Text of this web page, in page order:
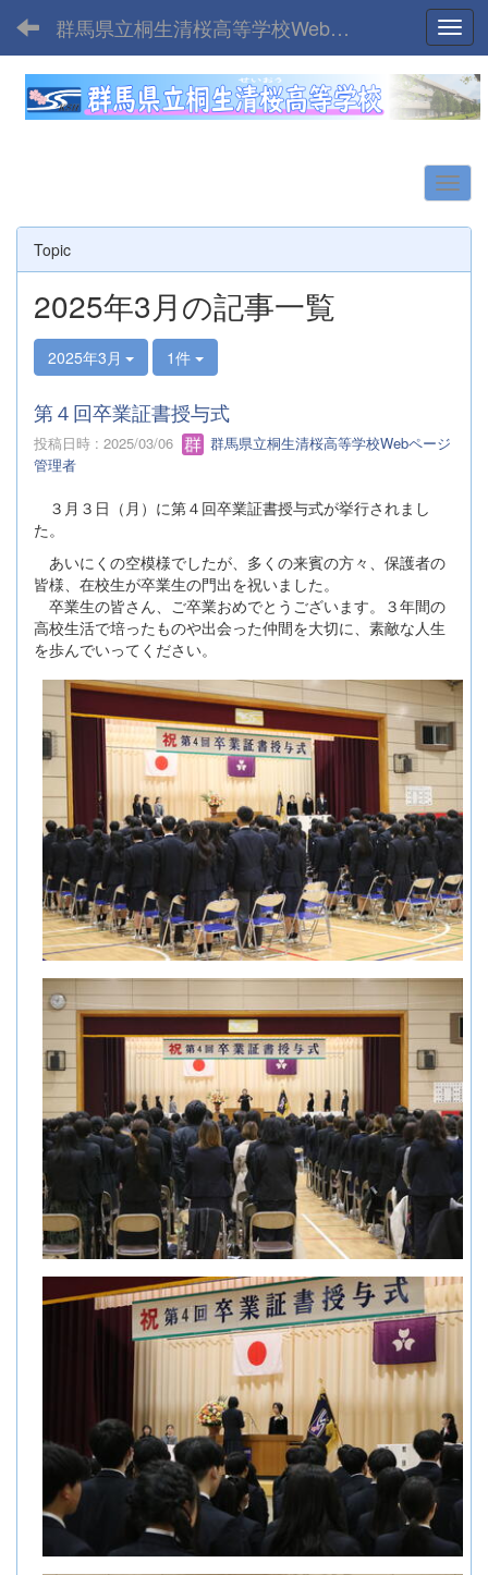
群馬県立桐生清桜高等学校Webサイト
Topic
2025年3月の記事一覧
2025年3月 1件
第４回卒業証書授与式
投稿日時 : 2025/03/06
群馬県立桐生清桜高等学校Webページ
管理者
３月３日（月）に第４回卒業証書授与式が挙行されまし
た。
あいにくの空模様でしたが、多くの来賓の方々、保護者の
皆様、在校生が卒業生の門出を祝いました。
卒業生の皆さん、ご卒業おめでとうございます。３年間の
高校生活で培ったものや出会った仲間を大切に、素敵な人生
を歩んでいってください。